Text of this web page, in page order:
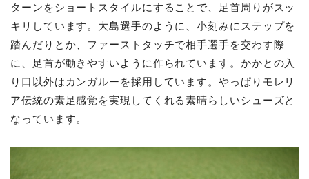
ターンをショートスタイルにすることで、足首周りがスッ
キリしています。大島選手のように、小刻みにステップを
踏んだりとか、ファーストタッチで相手選手を交わす際
に、足首が動きやすいように作られています。かかとの入
り口以外はカンガルーを採用しています。やっぱりモレリ
ア伝統の素足感覚を実現してくれる素晴らしいシューズと
なっています。